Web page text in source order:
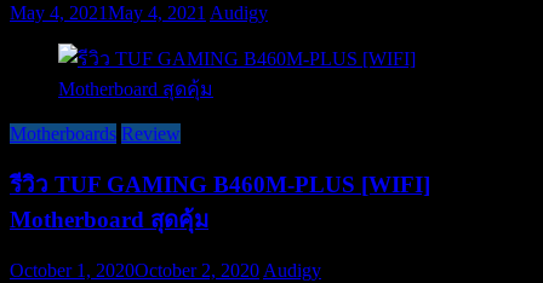
May 4, 2021May 4, 2021 Audigy
Motherboards Review
รีวิว TUF GAMING B460M-PLUS [WIFI]
Motherboard สุดคุ้ม
October 1, 2020October 2, 2020 Audigy